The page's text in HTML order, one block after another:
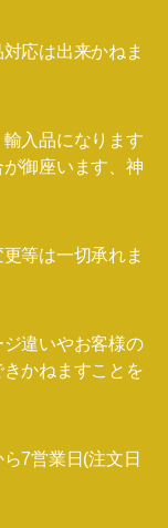
応は出来かねま
入品になります
御座います、神
等は一切承れま
違いやお客様の
かねますことを
7営業日(注文日